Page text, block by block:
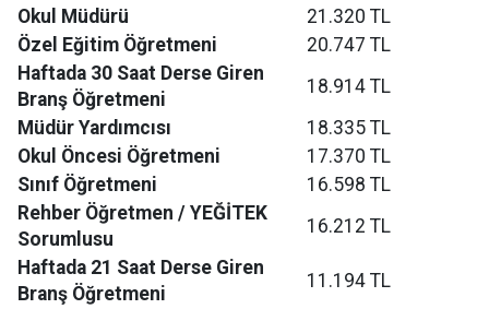
Okul Müdürü
21.320 TL
Özel Eğitim Öğretmeni
20.747 TL
Haftada 30 Saat Derse Giren
Branş Öğretmeni
18.914 TL
Müdür Yardımcısı
18.335 TL
Okul Öncesi Öğretmeni
17.370 TL
Sınıf Öğretmeni
16.598 TL
Rehber Öğretmen / YEĞİTEK
Sorumlusu
16.212 TL
Haftada 21 Saat Derse Giren
Branş Öğretmeni
11.194 TL